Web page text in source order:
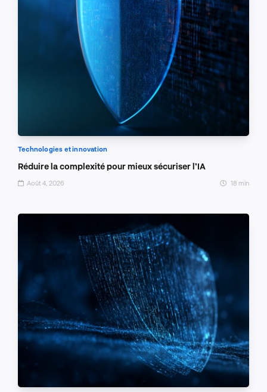
Technologies et innovation
Réduire la complexité pour mieux sécuriser l’IA
Août 4, 2026 18 min